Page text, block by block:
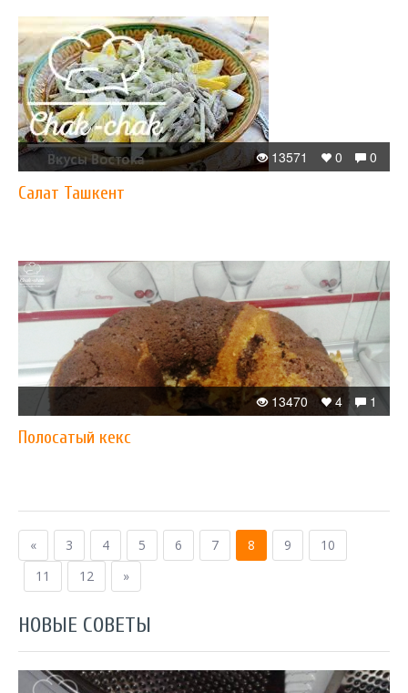
0
0
13571
Салат Ташкент
1
4
13470
Полосатый кекс
« 3 4 5 6 7 8 9
10
11
12 »
НОВЫЕ СОВЕТЫ